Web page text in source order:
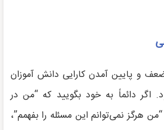
و پایین آمدن کارایی دانش آموزان
دائماً به خود بگویید که “من در
هرگز نمی‌توانم این مسئله را بفهمم”،